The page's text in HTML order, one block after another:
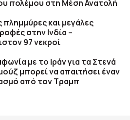
πολέμου στη Μέση Ανατολή
πλημμύρες και μεγάλες
στην Ινδία –
97 νεκροί
με το Ιράν για τα Στενά
μπορεί να απαιτήσει έναν
από τον Τραμπ